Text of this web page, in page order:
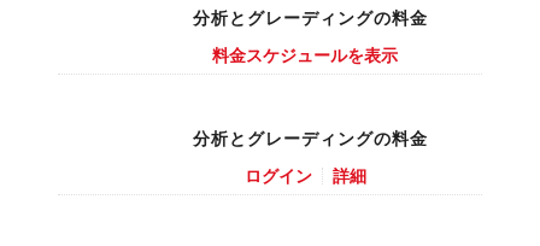
分析とグレーディングの料金
料金スケジュールを表示
分析とグレーディングの料金
ログイン
詳細